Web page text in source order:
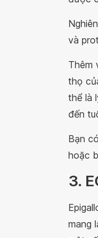
và
Thêm
thọ
thể là
đến
Bạn
hoặc
3.
mang